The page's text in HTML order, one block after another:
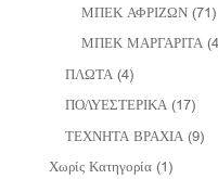
ΜΠΕΚ ΑΦΡΙΖΩΝ (71)
ΜΠΕΚ ΜΑΡΓΑΡΙΤΑ
ΠΛΩΤΑ (4)
ΠΟΛΥΕΣΤΕΡΙΚΑ (17)
ΤΕΧΝΗΤΑ ΒΡΑΧΙΑ (9)
Χωρίς Κατηγορία (1)